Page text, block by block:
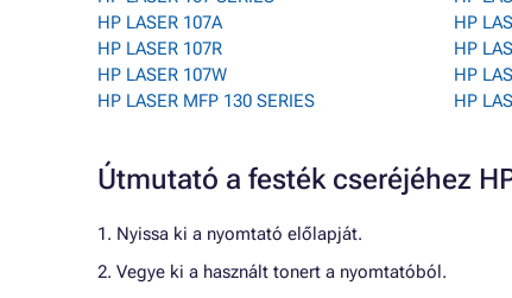
HP LASER 107A
HP LASER 107R
HP LASER 107W
HP LASER MFP 130 SERIES
HP
HP
HP
HP
Útmutató a festék cseréjéhez
1. Nyissa ki a nyomtató előlapját.
2. Vegye ki a használt tonert a nyomtatóból.